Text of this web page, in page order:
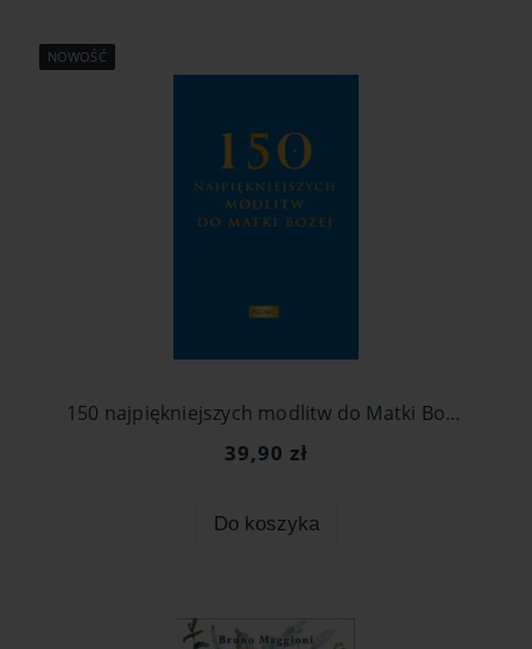
150 najpiękniejszych modlitw do Matki Bożej
39,90 zł
Do koszyka
NOWOŚĆ